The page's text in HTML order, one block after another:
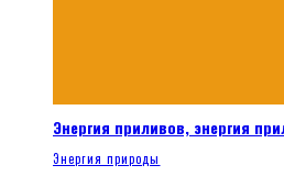
Энергия приливов, энергия
Энергия природы